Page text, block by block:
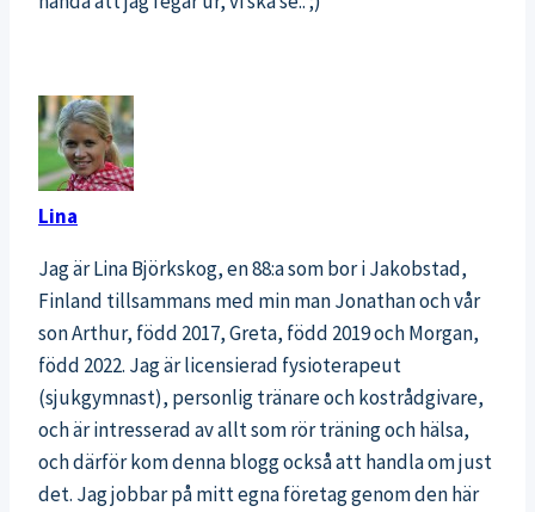
Lina
Jag är Lina Björkskog, en 88:a som bor i Jakobstad,
Finland tillsammans med min man Jonathan och vår
son Arthur, född 2017, Greta, född 2019 och Morgan,
född 2022. Jag är licensierad fysioterapeut
(sjukgymnast), personlig tränare och kostrådgivare,
och är intresserad av allt som rör träning och hälsa,
och därför kom denna blogg också att handla om just
det. Jag jobbar på mitt egna företag genom den här